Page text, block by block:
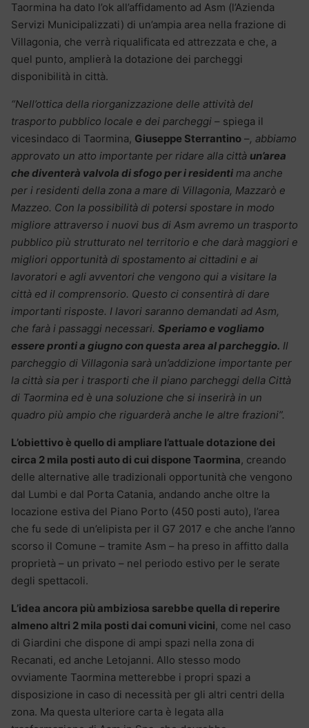
Taormina ha dato l’ok all’affidamento ad Asm (l’Azienda
Servizi Municipalizzati) di un’ampia area nella frazione di
Villagonia, che verrà riqualificata ed attrezzata e che, a
quel punto, amplierà la dotazione dei parcheggi
disponibilità in città.
“Nell’ottica della riorganizzazione delle attività del
trasporto pubblico locale e dei parcheggi – spiega il
vicesindaco di Taormina, Giuseppe Sterrantino –, abbiamo
approvato un atto importante per ridare alla città un’area
che diventerà valvola di sfogo per i residenti ma anche
per i residenti della zona a mare di Villagonia, Mazzarò e
Mazzeo. Con la possibilità di potersi spostare in modo
migliore attraverso i nuovi bus di Asm avremo un trasporto
pubblico più strutturato nel territorio e che darà maggiori e
migliori opportunità di spostamento ai cittadini e ai
lavoratori e agli avventori che vengono qui a visitare la
città ed il comprensorio. Questo ci consentirà di dare
importanti risposte. I lavori saranno demandati ad Asm,
che farà i passaggi necessari. Speriamo e vogliamo
essere pronti a giugno con questa area al parcheggio. Il
parcheggio di Villagonia sarà un’addizione importante per
la città sia per i trasporti che il piano parcheggi della Città
di Taormina ed è una soluzione che si inserirà in un
quadro più ampio che riguarderà anche le altre frazioni”.
L’obiettivo è quello di ampliare l’attuale dotazione dei
circa 2 mila posti auto di cui dispone Taormina, creando
delle alternative alle tradizionali opportunità che vengono
dal Lumbi e dal Porta Catania, andando anche oltre la
locazione estiva del Piano Porto (450 posti auto), l’area
che fu sede di un’elipista per il G7 2017 e che anche l’anno
scorso il Comune – tramite Asm – ha preso in affitto dalla
proprietà – un privato – nel periodo estivo per le serate
degli spettacoli.
L’idea ancora più ambiziosa sarebbe quella di reperire
almeno altri 2 mila posti dai comuni vicini, come nel caso
di Giardini che dispone di ampi spazi nella zona di
Recanati, ed anche Letojanni. Allo stesso modo
ovviamente Taormina metterebbe i propri spazi a
disposizione in caso di necessità per gli altri centri della
zona. Ma questa ulteriore carta è legata alla